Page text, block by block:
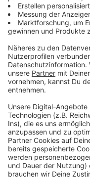
steigenden
entspannen, gibt
Entlastung, aber
wir
kommt es meist
Anzeige
Kritik an
Reaktionen
Anzeige